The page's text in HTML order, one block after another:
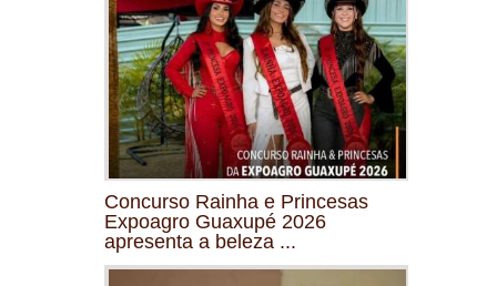
Concurso Rainha e Princesas
Expoagro Guaxupé 2026
apresenta a beleza ...